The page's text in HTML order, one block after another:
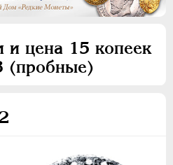
и цена 15 копеек
(пробные)
1740